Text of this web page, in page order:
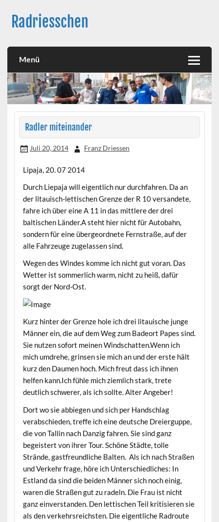
contentRadriesschen
Menü
Radler miteinander
Juli 20, 2014 Franz Driessen
Lipaja, 20. 07 2014
Durch Liepaja will eigentlich nur durchfahren. Da an
der litauisch-lettischen Grenze der R 10 versandete,
fahre ich über eine A 11 in das mittlere der drei
baltischen Länder.A steht hier nicht für Autobahn,
sondern für eine übergeordnete Fernstraße, auf der
alle Fahrzeuge zugelassen sind.
Wegen des Windes komme ich nicht gut voran. Das
Wetter ist sommerlich warm, nicht zu heiß, dafür
sorgt der Nord-Ost.
Kurz hinter der Grenze hole ich drei litauische junge
Männer ein, die auf dem Weg zum Badeort Papes sind.
Sie nutzen sofort meinen Windschatten.Wenn ich
mich umdrehe, grinsen sie mich an und der erste hält
kurz den Daumen hoch. Mich freut dass ich ihnen
helfen kann.Ich fühle mich ziemlich stark, trete
deutlich schwerer, als ich sollte. Alter Angeber!
Dort wo sie abbiegen und sich per Handschlag
verabschieden, treffe ich eine deutsche Dreierguppe,
die von Tallin nach Danzig fahren. Sie sind ganz
begeistert von ihrer Tour. Schöne Städte, tolle
Strände, gastfreundliche Balten. Als ich nach Straßen
und Verkehr frage, höre ich Unterschiedliches: In
Estland da sind die beiden Männer sich noch einig,
waren die Straßen gut zu radeln. Die Frau ist nicht
ganz einverstanden. Den lettischen Teil kritisieren sie
als den verkehrsreichsten. Die eigentliche Radroute